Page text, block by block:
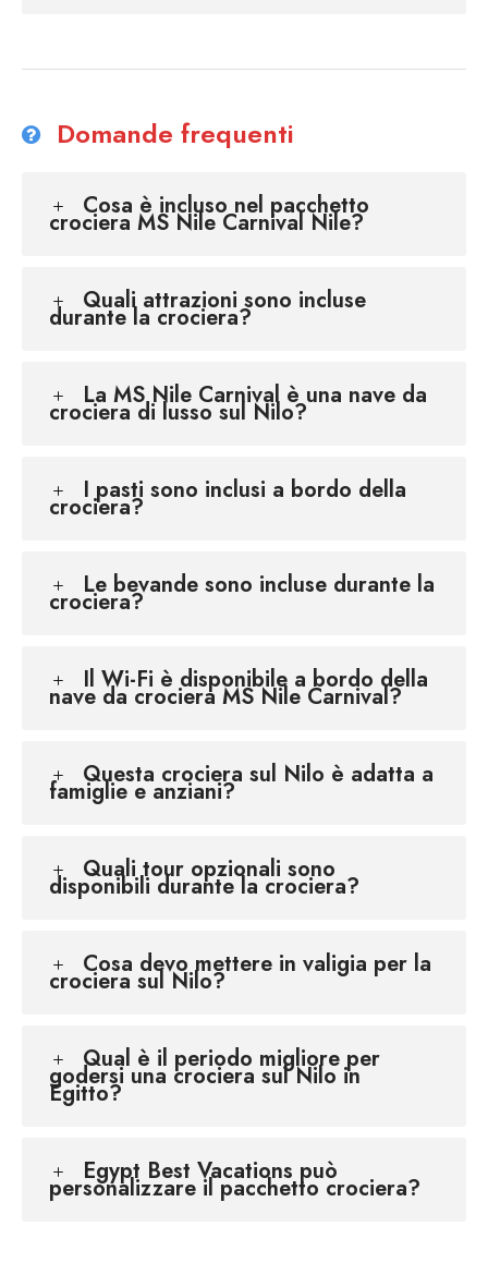
Domande frequenti
Cosa è incluso nel pacchetto
crociera MS Nile Carnival Nile?
Quali attrazioni sono incluse
durante la crociera?
La MS Nile Carnival è una nave da
crociera di lusso sul Nilo?
I pasti sono inclusi a bordo della
crociera?
Le bevande sono incluse durante la
crociera?
Il Wi-Fi è disponibile a bordo della
nave da crociera MS Nile Carnival?
Questa crociera sul Nilo è adatta a
famiglie e anziani?
Quali tour opzionali sono
disponibili durante la crociera?
Cosa devo mettere in valigia per la
crociera sul Nilo?
Qual è il periodo migliore per
godersi una crociera sul Nilo in
Egitto?
Egypt Best Vacations può
personalizzare il pacchetto crociera?